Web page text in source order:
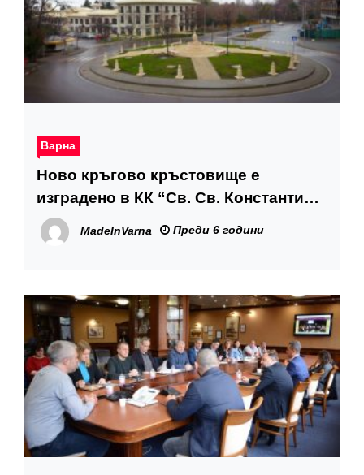
Варна
Ново кръгово кръстовище е
изградено в КК “Св. Св. Константин и
Елена”
MadeInVarna Преди 6 години